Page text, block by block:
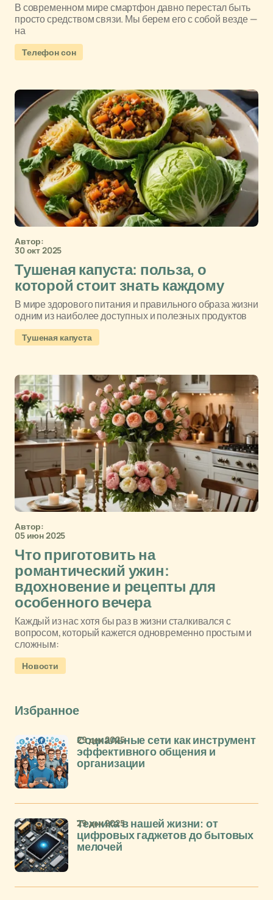
В современном мире смартфон давно перестал быть
просто средством связи. Мы берем его с собой везде —
на
Телефон сон
Автор:
30 окт 2025
Тушеная капуста: польза, о
которой стоит знать каждому
В мире здорового питания и правильного образа жизни
одним из наиболее доступных и полезных продуктов
Тушеная капуста
Автор:
05 июн 2025
Что приготовить на
романтический ужин:
вдохновение и рецепты для
особенного вечера
Каждый из нас хотя бы раз в жизни сталкивался с
вопросом, который кажется одновременно простым и
сложным:
Новости
Избранное
Социальные сети как инструмент
эффективного общения и
организации
29 дек 2025
Техника в нашей жизни: от
цифровых гаджетов до бытовых
мелочей
29 дек 2025